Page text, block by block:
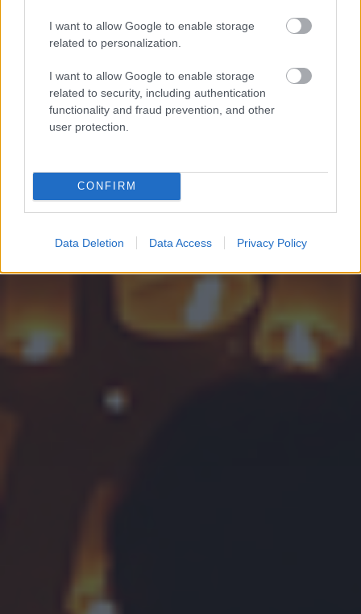
I want to allow Google to enable storage
related to personalization.
I want to allow Google to enable storage
related to security, including authentication
functionality and fraud prevention, and other
user protection.
CONFIRM
Data Deletion Data Access Privacy Policy